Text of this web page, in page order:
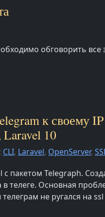
обговорить все
к своему
10
CLI, Laravel, OpenServer,
пакетом Telegraph.
в телеге. Основная
не ругался на